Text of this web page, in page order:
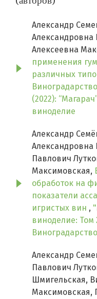
Александр
Александровна
Алексеевна
применения
различных
(2022):
виноделие
Александр
Александровна
Павлович
Максимовская,
обработок на
показатели
игристых вин ,
виноделие: Том
Александр
Павлович
Шмигельская,
Максимовская,